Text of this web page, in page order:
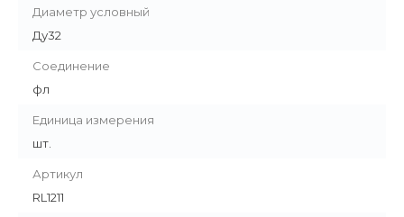
Диаметр условный
Ду32
Соединение
фл
Единица измерения
шт.
Артикул
RL1211